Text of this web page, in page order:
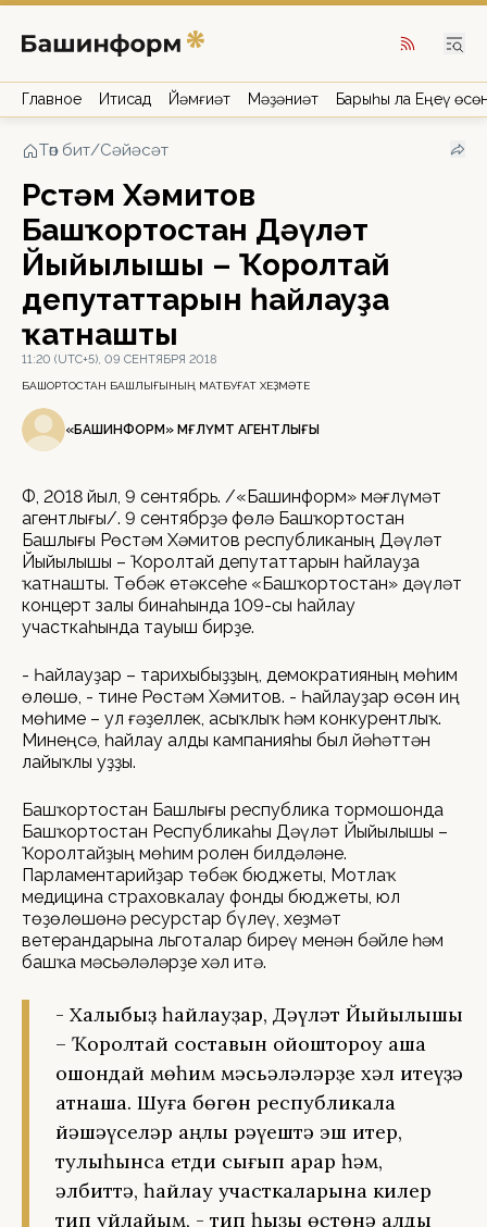
Главное Иҡтисад Йәмғиәт Мәҙәниәт Барыһы ла Еңеү
Төп бит/Сәйәсәт
Рөстәм Хәмитов
Башҡортостан Дәүләт
Йыйылышы – Ҡоролтай
депутаттарын һайлауҙа
ҡатнашты
11:20 (UTC+5), 09 СЕНТЯБРЯ 2018
БАШҠОРТОСТАН БАШЛЫҒЫНЫҢ МАТБУҒАТ ХЕҘМӘТЕ
«БАШИНФОРМ» МӘҒЛҮМӘТ АГЕНТЛЫҒЫ
ӨФӨ, 2018 йыл, 9 сентябрь. /«Башинформ» мәғлүмәт
агентлығы/. 9 сентябрҙә Өфөлә Башҡортостан
Башлығы Рөстәм Хәмитов республиканың Дәүләт
Йыйылышы – Ҡоролтай депутаттарын һайлауҙа
ҡатнашты. Төбәк етәксеһе «Башҡортостан» дәүләт
концерт залы бинаһында 109-сы һайлау
участкаһында тауыш бирҙе.
- Һайлауҙар – тарихыбыҙҙың, демократияның мөһим
өлөшө, - тине Рөстәм Хәмитов. - Һайлауҙар өсөн иң
мөһиме – ул ғәҙеллек, асыҡлыҡ һәм конкурентлыҡ.
Минеңсә, һайлау алды кампанияһы был йәһәттән
лайыҡлы уҙҙы.
Башҡортостан Башлығы республика тормошонда
Башҡортостан Республикаһы Дәүләт Йыйылышы –
Ҡоролтайҙың мөһим ролен билдәләне.
Парламентарийҙар төбәк бюджеты, Мотлаҡ
медицина страховкалау фонды бюджеты, юл
төҙөлөшөнә ресурстар бүлеү, хеҙмәт
ветерандарына льготалар биреү менән бәйле һәм
башҡа мәсьәләләрҙе хәл итә.
- Халҡыбыҙ һайлауҙар, Дәүләт Йыйылышы
– Ҡоролтай составын ойоштороу аша
ошондай мөһим мәсьәләләрҙе хәл итеүҙә
ҡатнаша. Шуға бөгөн республикала
йәшәүселәр аңлы рәүештә эш итер,
тулыһынса етди сығып ҡарар һәм,
әлбиттә, һайлау участкаларына килер
тип уйлайым, - тип һыҙыҡ өҫтөнә алды